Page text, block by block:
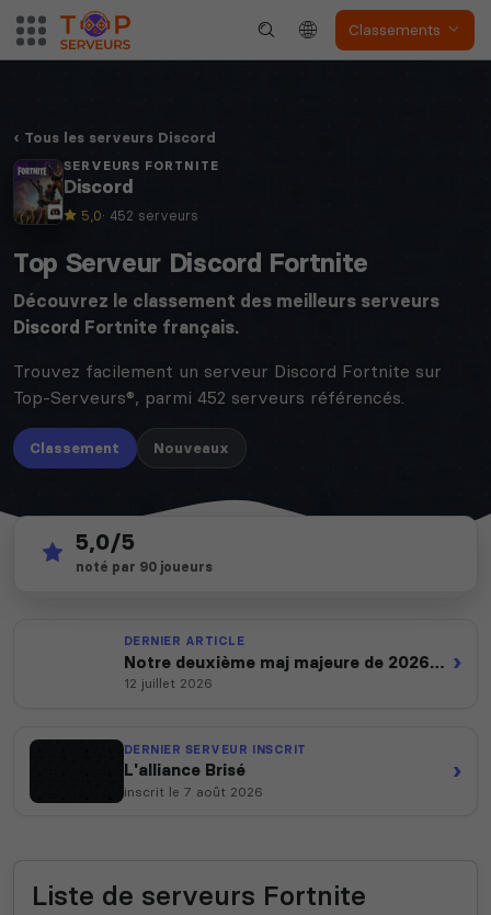
Classements
Tous les serveurs Discord
SERVEURS FORTNITE
Discord
5,0· 452 serveurs
Top Serveur Discord Fortnite
Découvrez le classement des meilleurs serveurs
Discord Fortnite français.
Trouvez facilement un serveur Discord Fortnite sur
Top-Serveurs®, parmi 452 serveurs référencés.
Classement Nouveaux
452
serveurs actifs
depuis 2012
5,0/5
noté par 90 joueurs
DERNIER ARTICLE
Notre deuxième maj majeure de 2026
est en ligne
12 juillet 2026
›
DERNIER SERVEUR INSCRIT
L'alliance Brisé
inscrit le 7 août 2026
›
Liste de serveurs Fortnite